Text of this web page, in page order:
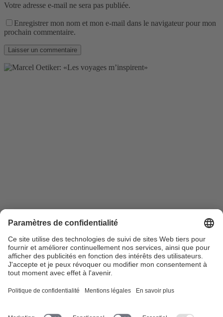
Votre adresse e-mail ne sera pas publiée.
Enregistrer mon nom et mon e-mail dans le navigateur pour mon
prochain commentaire.
avec vidéo
Membres
28.08.2015
Marcel Oetiker: «Les voyages
m’inspirent»
A la gare de Hardbrücke à Zurich, les trains grondent et crissent sans